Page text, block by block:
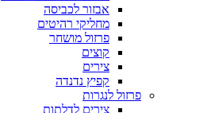
אבזור לכביסה
מחליקי רהיטים
פרזול מושחר
קוצים
צירים
קפיץ נדנדה
פרזול לנגרות
צירים לדלתות